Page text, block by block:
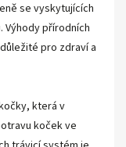
se vyskytujících
Výhody přírodních
pro zdraví a
která v
koček ve